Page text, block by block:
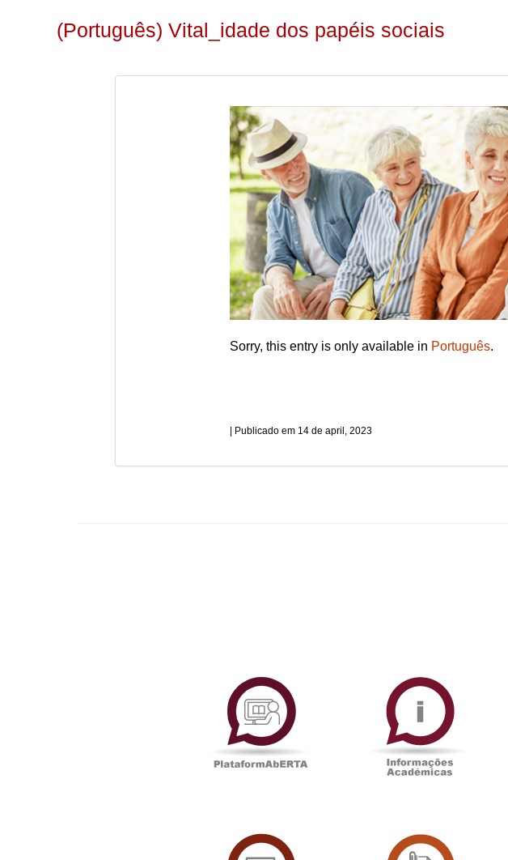
(Português) Vital_idade dos papéis sociais
Sorry, this entry is only available in Português.
14 de april, 2023
PlataformAberta